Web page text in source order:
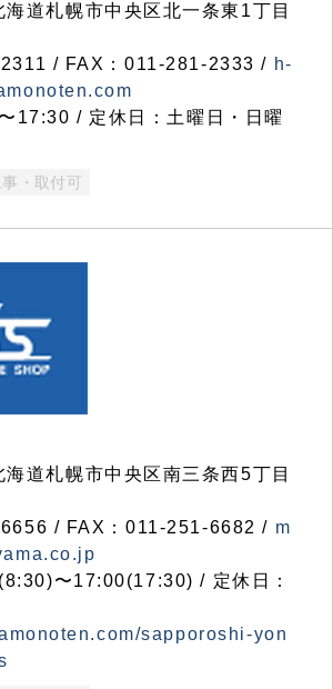
道札幌市中央区北一条東1丁目
/ FAX：011-281-2333 / h-
17:30 / 定休日：土曜日・日曜
事・取付可
道札幌市中央区南三条西5丁目
/ FAX：011-251-6682 / m
〜17:00(17:30) / 定休日：
sapporoshi-yon